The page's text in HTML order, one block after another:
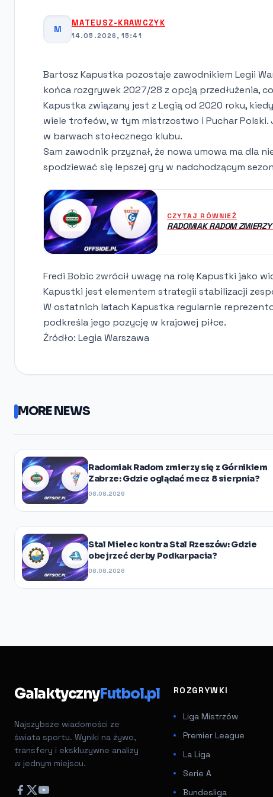
M
MATEUSZ-KRAWCZYK
14.05.2026, 15:41
Bartosz Kapustka pozostaje zawodnikiem Legii
końca rozgrywek 2027/28 z opcją przedłużenia,
Kapustka związany jest z Legią od 2020 roku,
wiele trofeów, w tym mistrzostwo i Puchar
w barwach stołecznego klubu.
Sam zawodnik przyznał, że nowa umowa ma dla
spodziewać się lepszej gry w nadchodzącym
CZYTAJ RÓWNIEŻ
RADOMIAK RADOM
Fredi Bobic zwrócił uwagę na rolę Kapustki jako
Kapustki jest elementem strategii stabilizacji
W ostatnich latach Kapustka regularnie
podkreśla jego pozycję w krajowej piłce.
Źródło: Legia Warszawa
MORE NEWS
Radomiak Radom zmierzy się z Górnikiem
Zabrze: Gdzie oglądać mecz 8 sierpnia?
08.08.2026
Stal Mielec kontra Stal Rzeszów: Gdzie
obejrzeć derby Podkarpacia?
08.08.2026
GalaktycznyFutbol.pl
Najszybsze wiadomości ze
świata sportu. Wyniki na żywo,
transfery i ekskluzywne analizy
w jednym miejscu.
ROZGRYWKI
Liga Mistrzów
Premier League
La Liga
Serie A
Bundesliga